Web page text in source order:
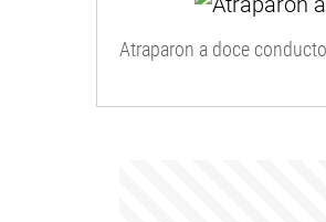
Atraparon a doce